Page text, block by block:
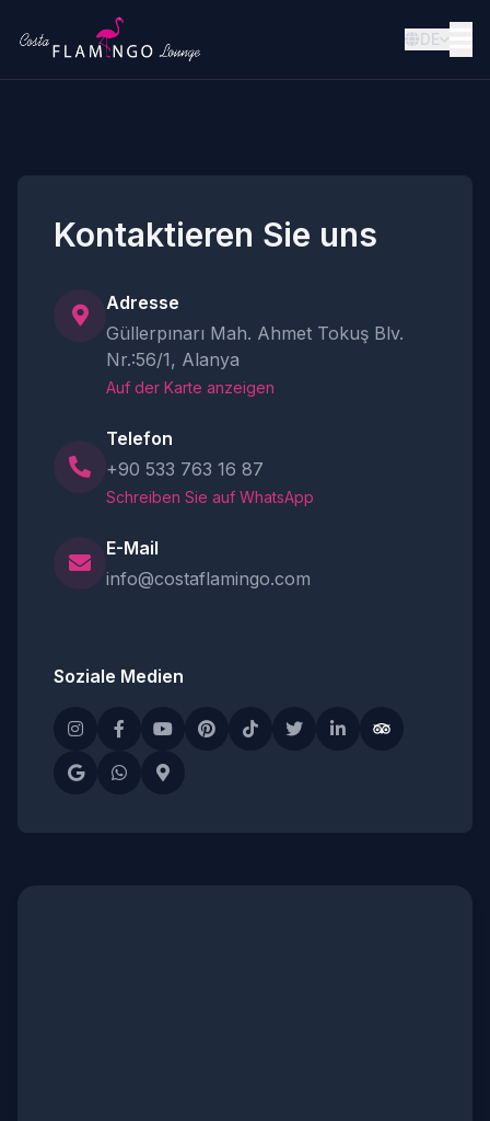
DE
Kontaktieren Sie uns
Adresse
Güllerpınarı Mah. Ahmet Tokuş Blv.
Nr.:56/1, Alanya
Auf der Karte anzeigen
Telefon
+90 533 763 16 87
Schreiben Sie auf WhatsApp
E-Mail
info@costaflamingo.com
Soziale Medien